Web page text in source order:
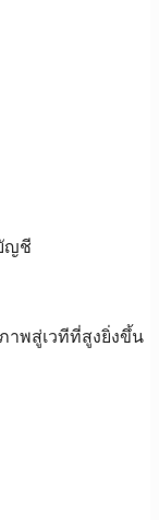
ญชี
าพสู่เวทีที่สูงยิ่งขึ้น